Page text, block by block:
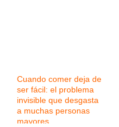
Cuando comer deja de
ser fácil: el problema
invisible que desgasta
a muchas personas
mayores